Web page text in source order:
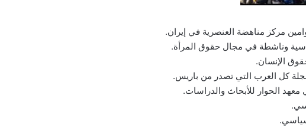
مركز مناهضة العنصرية في إيران.
وناشطة في مجال حقوق المرأة.
الإنسان.
كل العرب التي تصدر من باريس.
الحوار للأبحاث والدراسات.